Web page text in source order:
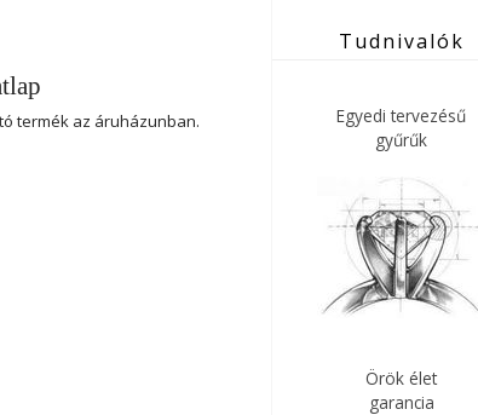
termék az áruházunban.
Tudnivalók
Egyedi tervezésű
gyűrűk
Örök élet
garancia